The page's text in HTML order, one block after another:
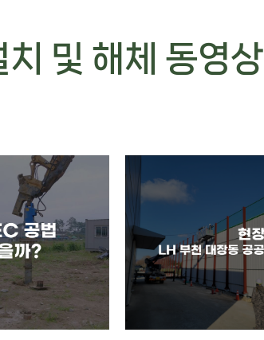
및 해체 동영상